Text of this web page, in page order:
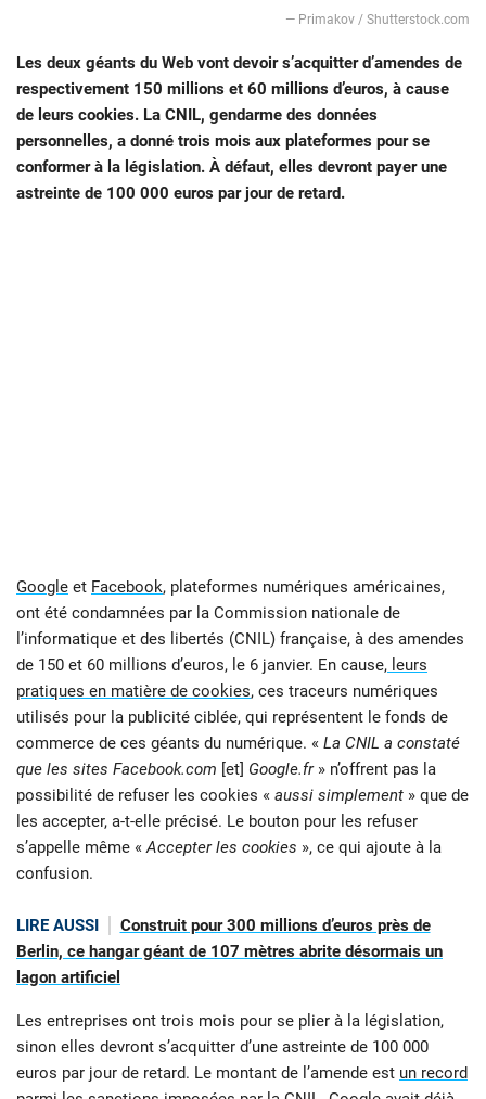
― Primakov / Shutterstock.com
Les deux géants du Web vont devoir s’acquitter d’amendes de
respectivement 150 millions et 60 millions d’euros, à cause
de leurs cookies. La CNIL, gendarme des données
personnelles, a donné trois mois aux plateformes pour se
conformer à la législation. À défaut, elles devront payer une
astreinte de 100 000 euros par jour de retard.
Google et Facebook, plateformes numériques américaines,
ont été condamnées par la Commission nationale de
l’informatique et des libertés (CNIL) française, à des amendes
de 150 et 60 millions d’euros, le 6 janvier. En cause, leurs
pratiques en matière de cookies, ces traceurs numériques
utilisés pour la publicité ciblée, qui représentent le fonds de
commerce de ces géants du numérique. « La CNIL a constaté
que les sites Facebook.com [et] Google.fr» n’offrent pas la
possibilité de refuser les cookies « aussi simplement » que de
les accepter, a-t-elle précisé. Le bouton pour les refuser
s’appelle même «Accepter les cookies », ce qui ajoute à la
confusion.
LIRE AUSSI
Construit pour 300 millions d’euros près de
Berlin, ce hangar géant de 107 mètres abrite désormais un
lagon artificiel
Les entreprises ont trois mois pour se plier à la législation,
sinon elles devront s’acquitter d’une astreinte de 100 000
euros par jour de retard. Le montant de l’amende est un record